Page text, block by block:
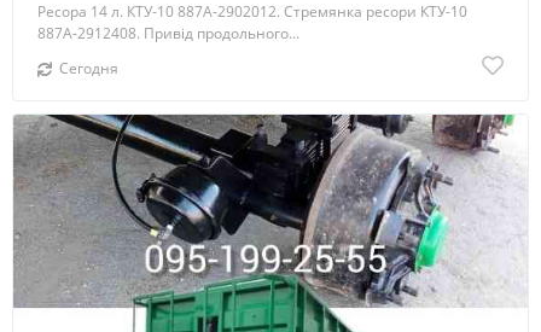
Ресора 14 л. КТУ-10 887А-2902012. Стремянка ресори КТУ-10
887А-2912408. Привід продольного...
Сегодня